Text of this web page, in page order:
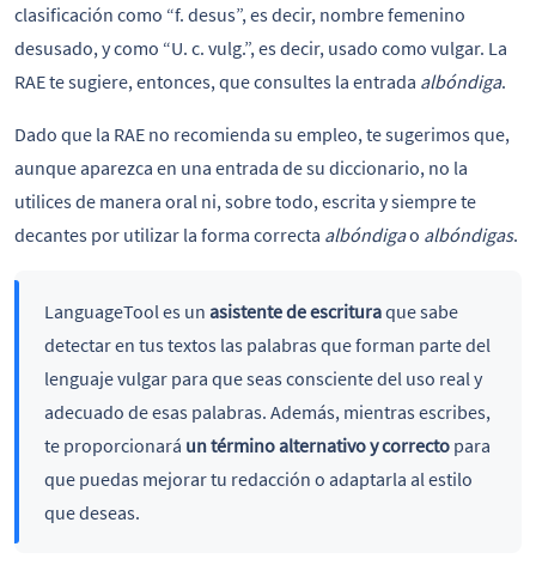
clasificación como “f. desus”, es decir, nombre femenino
desusado, y como “U. c. vulg.”, es decir, usado como vulgar. La
RAE te sugiere, entonces, que consultes la entrada albóndiga.
Dado que la RAE no recomienda su empleo, te sugerimos que,
aunque aparezca en una entrada de su diccionario, no la
utilices de manera oral ni, sobre todo, escrita y siempre te
decantes por utilizar la forma correcta albóndigao albóndigas.
LanguageTool es un asistente de escrituraque sabe
detectar en tus textos las palabras que forman parte del
lenguaje vulgar para que seas consciente del uso real y
adecuado de esas palabras. Además, mientras escribes,
te proporcionará un término alternativo y correctopara
que puedas mejorar tu redacción o adaptarla al estilo
que deseas.